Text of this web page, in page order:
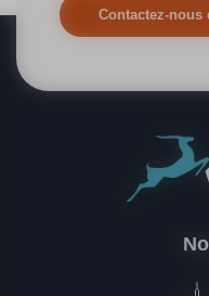
Contactez-nous